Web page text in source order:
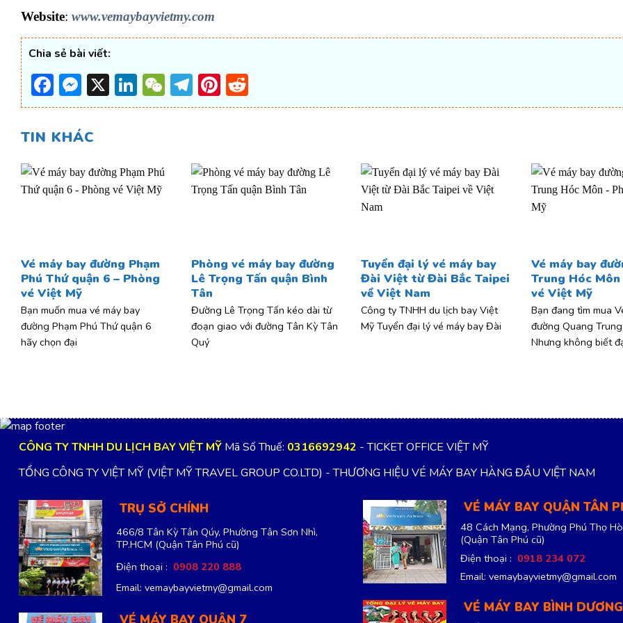
Website: www.vemaybayvietmy.com
Chia sẻ bài viết:
Facebook
Messenger
X LinkedIn
WeChat
Telegram
Pinterest
TIN KHÁC
Vé máy bay đường Phạm
Phú Thứ quận 6 – Phòng
vé Việt Mỹ
Bạn muốn mua vé máy bay
đường Phạm Phú Thứ quận 6
hãy chọn đại
Phòng vé máy bay đường
Lê Trọng Tấn quận Bình
Tân
Đường Lê Trọng Tấn kéo dài từ
đoạn giao với đường Tân Kỳ Tân
Quý
Tuyển đại lý vé máy bay
Đài Việt từ Đài Bắc Taipei
về Việt Nam
Công ty TNHH du lịch bay Việt
Mỹ Tuyển đại lý vé máy bay Đài
Vé máy bay
Trung Hóc Môn
vé Việt Mỹ
Bạn đang tìm mua
đường Quang
Nhưng không biết
CÔNG TY TNHH DU LỊCH BAY VIỆT MỸ Mã Số Thuế: 0316692942 - TICKET OFFICE VIỆT MỸ
TỔNG CÔNG TY VIỆT MỸ (VIỆT MỸ TRAVEL GROUP CO.LTD) - THƯƠNG HIỆU VÉ MÁY BAY HÀNG ĐẦU VIỆT NAM
TRỤ SỞ CHÍNH
466/8 Tân Kỳ Tân Qúy, Phường Tân Sơn Nhì,
TP.HCM (Quận Tân Phú cũ)
Điện thoại : 0908 220 888
Email: vemaybayvietmy@gmail.com
VÉ MÁY BAY QUẬN 7
VÉ MÁY BAY QUẬN TÂN
48 Cách Mạng, Phường Phú Thọ
(Quận Tân Phú cũ)
Điện thoại : 0918 234 072
Email: vemaybayvietmy@gmail.com
VÉ MÁY BAY BÌNH DƯƠNG